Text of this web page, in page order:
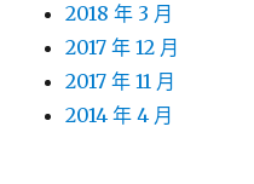
2018 年 3 月
2017 年 12 月
2017 年 11 月
2014 年 4 月